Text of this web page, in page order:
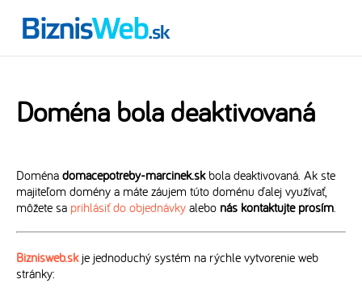
Doména bola deaktivovaná
Doména domacepotreby-marcinek.skbola deaktivovaná. Ak ste
majiteľom domény a máte záujem túto doménu ďalej využívať,
môžete sa prihlásiť do objednávky alebo nás kontaktujte prosím.
Biznisweb.skje jednoduchý systém na rýchle vytvorenie web
stránky: